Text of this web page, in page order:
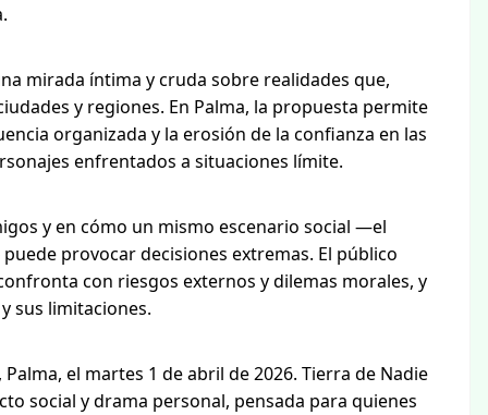
mirada íntima y cruda sobre realidades que,
y regiones. En Palma, la propuesta permite
organizada y la erosión de la confianza en las
enfrentados a situaciones límite.
y en cómo un mismo escenario social —el
provocar decisiones extremas. El público
con riesgos externos y dilemas morales, y
sus limitaciones.
el martes 1 de abril de 2026. Tierra de Nadie
social y drama personal, pensada para quienes